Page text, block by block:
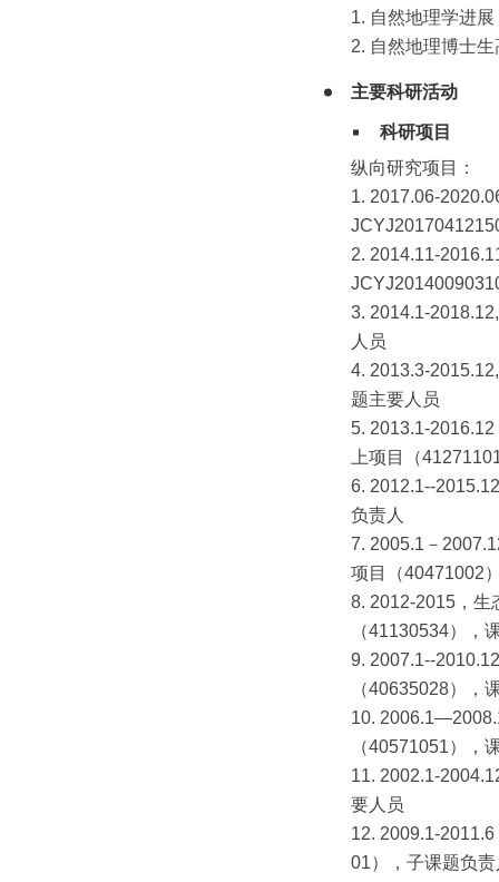
1. 自然地理学
2. 自然地理博
主要科研活动
科研项目
纵向研究项目
1. 2017.06-
2. 2014.11-
3. 2014.1-
人员
4. 2013.3-
题主要人员
5. 2013.1-
上项目（
6. 2012.1--
负责人
7. 2005.1－
项目（
8. 2012-2015，生
（41130534）
9. 2007.1--
（40635028）
10.
（40571051）
11. 2002.1-
要人员
12. 2009.1-
01），子课题